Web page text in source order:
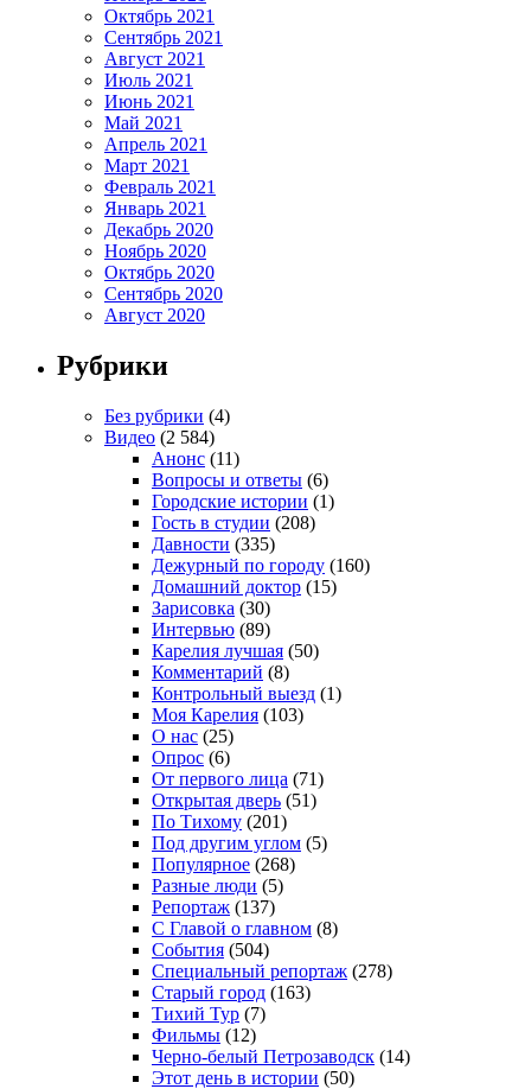
Октябрь 2021
Сентябрь 2021
Август 2021
Июль 2021
Июнь 2021
Май 2021
Апрель 2021
Март 2021
Февраль 2021
Январь 2021
Декабрь 2020
Ноябрь 2020
Октябрь 2020
Сентябрь 2020
Август 2020
Рубрики
Без рубрики (4)
Видео (2 584)
Анонс (11)
Вопросы и ответы (6)
Городские истории (1)
Гость в студии (208)
Давности (335)
Дежурный по городу (160)
Домашний доктор (15)
Зарисовка (30)
Интервью (89)
Карелия лучшая (50)
Комментарий (8)
Контрольный выезд (1)
Моя Карелия (103)
О нас (25)
Опрос (6)
От первого лица (71)
Открытая дверь (51)
По Тихому (201)
Под другим углом (5)
Популярное (268)
Разные люди (5)
Репортаж (137)
С Главой о главном (8)
События (504)
Специальный репортаж (278)
Старый город (163)
Тихий Тур (7)
Фильмы (12)
Черно-белый Петрозаводск (14)
Этот день в истории (50)